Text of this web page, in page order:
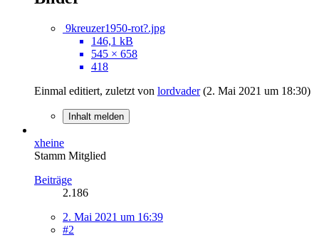
9kreuzer1950-rot?.jpg
146,1 kB
545 × 658
418
Einmal editiert, zuletzt von lordvader(2. Mai 2021 um 18:30)
Inhalt melden
xheine
Stamm Mitglied
Beiträge
2.186
2. Mai 2021 um 16:39
#2